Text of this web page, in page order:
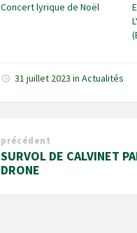
Concert lyrique de Noël
31 juillet 2023inActualités
précédent
SURVOL DE CALVINET
DRONE